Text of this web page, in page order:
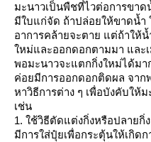
มะนาวเป็นพืชที่ไวต่อการขา
มีใบแก่จัด ถ้าปล่อยให้ขาดน้ำ
อาการคล้ายจะตาย แต่ถ้าให้
หม่และออกดอกตามมา และเ
พอมะนาวจะแตกกิ่งใหม่ได้มา
ค่อยมีการออกดอกติดผล จา
หาวิธีการต่าง ๆ เพื่อบังคับให้
เช่น
1. ใช้วิธีตัดแต่งกิ่งหรือปลาย
มีการใส่ปุ๋ยเพื่อกระตุ้นให้เกิด